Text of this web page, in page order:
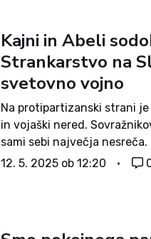
Kajni in Abeli
Strankarstvo na
svetovno vojno
Na protipartizanski strani
in vojaški nered.
sami sebi največja
petih številkah Domovine je
12. 5. 2025 ob 12:20